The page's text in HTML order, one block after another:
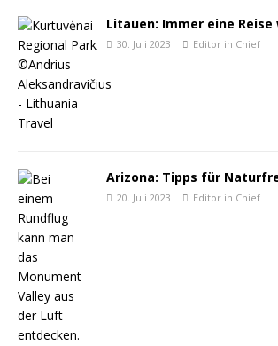
Litauen: Immer eine Reise
30. Juli 2023 Editor in Chief
Arizona: Tipps für
20. Juli 2023 Editor in Chief